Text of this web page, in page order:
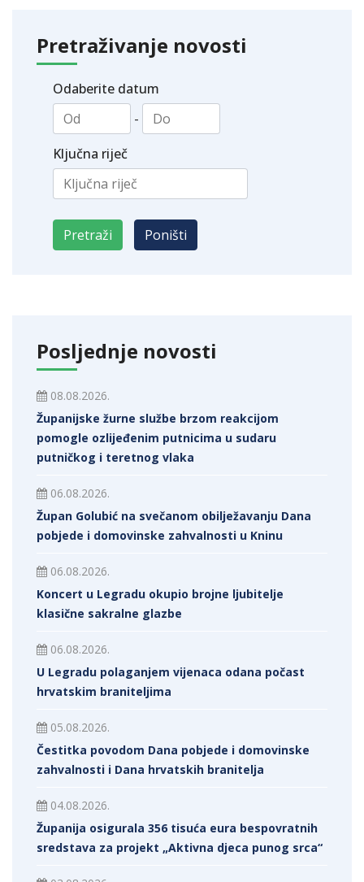
Pretraživanje novosti
Odaberite datum
-
Ključna riječ
Posljednje novosti
08.08.2026.
Županijske žurne službe brzom reakcijom
pomogle ozlijeđenim putnicima u sudaru
putničkog i teretnog vlaka
06.08.2026.
Župan Golubić na svečanom obilježavanju Dana
pobjede i domovinske zahvalnosti u Kninu
06.08.2026.
Koncert u Legradu okupio brojne ljubitelje
klasične sakralne glazbe
06.08.2026.
U Legradu polaganjem vijenaca odana počast
hrvatskim braniteljima
05.08.2026.
Čestitka povodom Dana pobjede i domovinske
zahvalnosti i Dana hrvatskih branitelja
04.08.2026.
Županija osigurala 356 tisuća eura bespovratnih
sredstava za projekt „Aktivna djeca punog srca“